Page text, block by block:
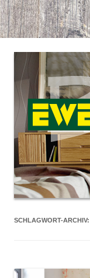
SCHLAGWORT-ARCHIV: